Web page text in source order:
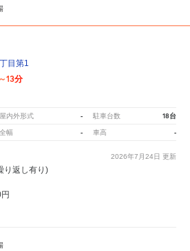
目第1
13分
屋内外形式 - 駐車台数 18台
全幅 - 車高 -
2026年7月24日 更新
り返し有り)